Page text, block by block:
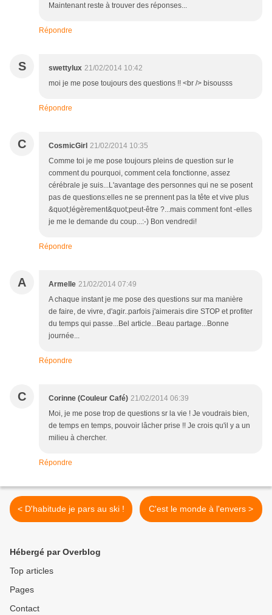
Maintenant reste à trouver des réponses...
Répondre
S swettylux 21/02/2014 10:42
moi je me pose toujours des questions !! <br /> bisousss
Répondre
C CosmicGirl 21/02/2014 10:35
Comme toi je me pose toujours pleins de question sur le
comment du pourquoi, comment cela fonctionne, assez
cérébrale je suis...L'avantage des personnes qui ne se posent
pas de questions:elles ne se prennent pas la tête et vive plus
&quot;légèrement&quot;peut-être ?...mais comment font -elles
je me le demande du coup...:-) Bon vendredi!
Répondre
A Armelle 21/02/2014 07:49
A chaque instant je me pose des questions sur ma manière
de faire, de vivre, d'agir..parfois j'aimerais dire STOP et profiter
du temps qui passe...Bel article...Beau partage...Bonne
journée...
Répondre
C Corinne (Couleur Café) 21/02/2014 06:39
Moi, je me pose trop de questions sr la vie ! Je voudrais bien,
de temps en temps, pouvoir lâcher prise !! Je crois qu'il y a un
milieu à chercher.
Répondre
< D'habitude je pars au ski ! C'est le monde à l'envers >
Hébergé par Overblog
Top articles
Pages
Contact